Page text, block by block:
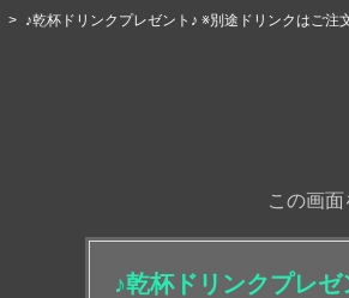
♪乾杯ドリンクプレゼント♪ ※別途ドリンクはご注
この画
♪乾杯ドリンクプレゼ